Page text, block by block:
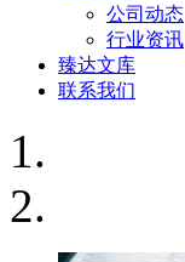
公司动态
行业资讯
臻达文库
联系我们